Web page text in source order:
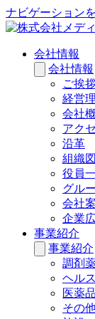
ナビゲーション
会社情報
会社情報
ご挨
経営
会社
アク
沿革
組織図
役員
グル
会社
企業
事業紹介
事業紹介
調剤
ヘル
医薬
その